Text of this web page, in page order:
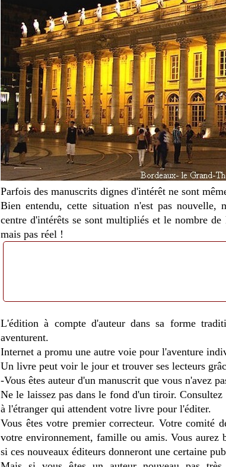
Parfois des manuscrits dignes d'intérêt ne sont
Bien entendu, cette situation n'est pas nouvelle,
centre d'intérêts se sont multipliés et le nombre
mais pas réel !
L'édition à compte d'auteur dans sa forme
aventurent.
Internet a promu une autre voie pour l'aventure
Un livre peut voir le jour et trouver ses lecteurs
-Vous êtes auteur d'un manuscrit que vous n'avez
Ne le laissez pas dans le fond d'un tiroir.
à l'étranger qui attendent votre livre pour l'éditer.
Vous êtes votre premier correcteur. Votre comité
votre environnement, famille ou amis. Vous
si ces nouveaux éditeurs donneront une certaine